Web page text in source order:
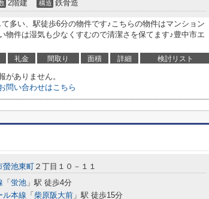
2階建 構造 鉄骨造
多い、駅徒歩6分の物件です♪こちらの物件はマンション
物件は湿気も少なくすむので清潔さを保てます♪豊中市エ
礼金 間取り 面積 詳細 検討リスト
がありません。
問い合わせはこちら
螢池東町 ２丁目１０－１１
「 蛍池 」駅 徒歩4分
ル本線 「 柴原阪大前 」駅 徒歩15分